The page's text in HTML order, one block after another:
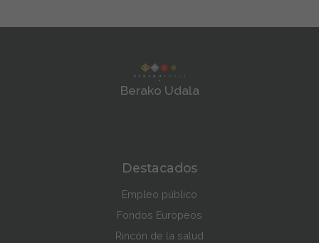
Berako Udala
Destacados
Empleo público
Fondos Europeos
Rincón de la salud